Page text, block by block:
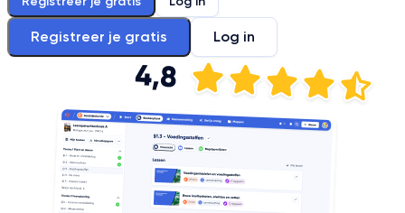
Registreer je gratis Log in